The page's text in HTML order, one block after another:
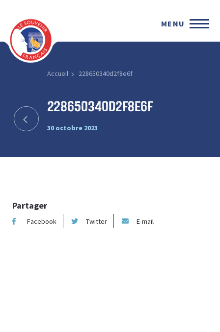
MENU
Accueil 228650340d2f8e6f
228650340d2f8e6f
30 octobre 2023
Partager
Facebook Twitter E-mail